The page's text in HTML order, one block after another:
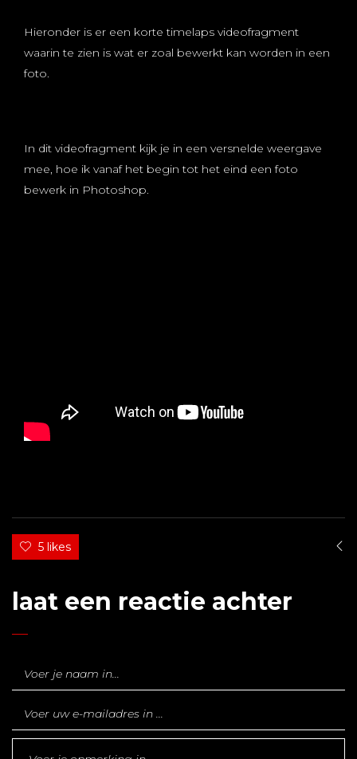
Hieronder is er een korte timelaps videofragment
waarin te zien is wat er zoal bewerkt kan worden in een
foto.
In dit videofragment kijk je in een versnelde weergave
mee, hoe ik vanaf het begin tot het eind een foto
bewerk in Photoshop.
5 likes
laat een reactie achter